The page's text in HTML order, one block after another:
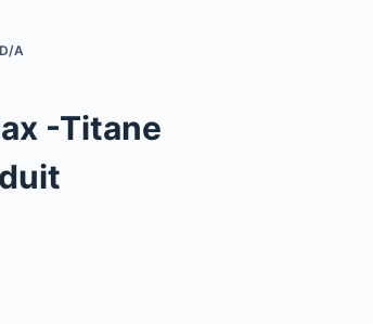
A
-Titane